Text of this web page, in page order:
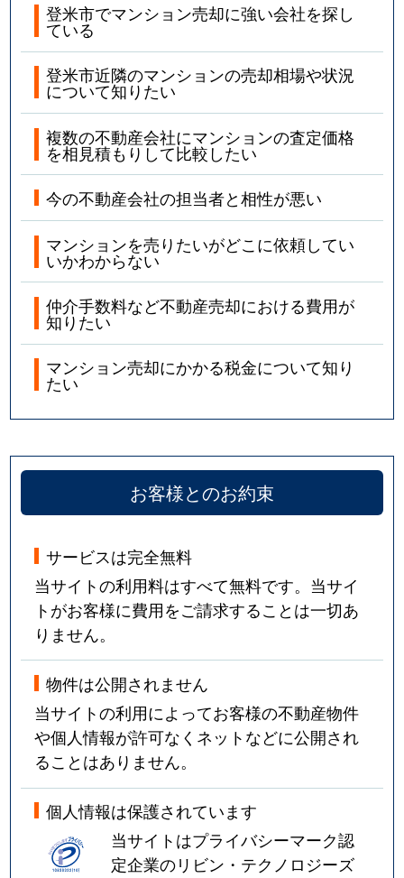
登米市でマンション売却に強い会社を探し
ている
登米市近隣のマンションの売却相場や状況
について知りたい
複数の不動産会社にマンションの査定価格
を相見積もりして比較したい
今の不動産会社の担当者と相性が悪い
マンションを売りたいがどこに依頼してい
いかわからない
仲介手数料など不動産売却における費用が
知りたい
マンション売却にかかる税金について知り
たい
お客様とのお約束
サービスは完全無料
当サイトの利用料はすべて無料です。当サイ
トがお客様に費用をご請求することは一切あ
りません。
物件は公開されません
当サイトの利用によってお客様の不動産物件
や個人情報が許可なくネットなどに公開され
ることはありません。
個人情報は保護されています
当サイトはプライバシーマーク認
定企業のリビン・テクノロジーズ